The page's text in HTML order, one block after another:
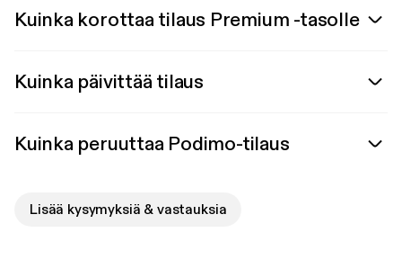
Kuinka korottaa tilaus Premium -tasolle
Kuinka päivittää tilaus
Kuinka peruuttaa Podimo-tilaus
Lisää kysymyksiä & vastauksia